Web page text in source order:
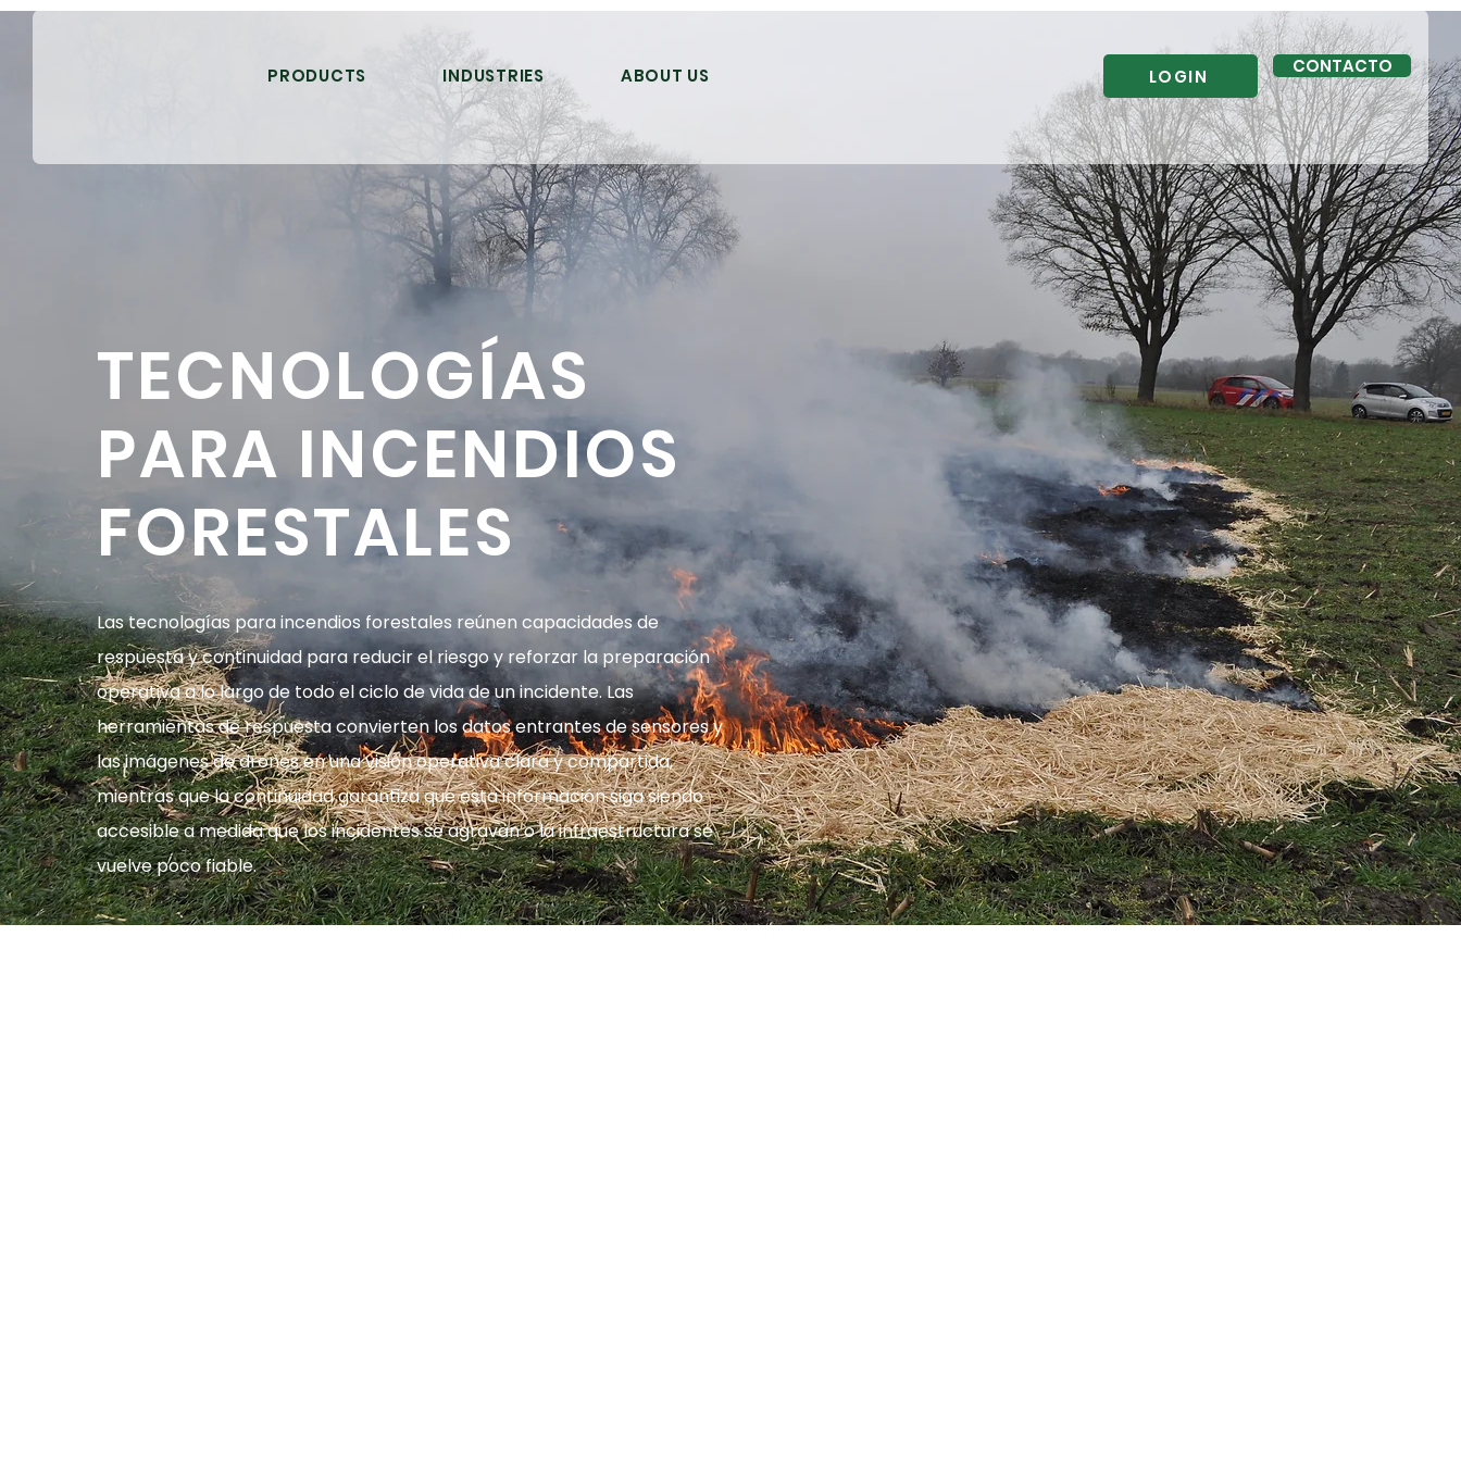
PRODUCTS INDUSTRIES ABOUT US LOGIN CONTACTO
TECNOLOGÍAS
PARA INCENDIOS
FORESTALES
Las tecnologías para incendios forestales reúnen capacidades de
respuesta y continuidad para reducir el riesgo y reforzar la preparación
operativa a lo largo de todo el ciclo de vida de un incidente. Las
herramientas de respuesta convierten los datos entrantes de sensores y
las imágenes de drones en una visión operativa clara y compartida,
mientras que la continuidad garantiza que esta información siga siendo
accesible a medida que los incidentes se agravan o la infraestructura se
vuelve poco fiable.